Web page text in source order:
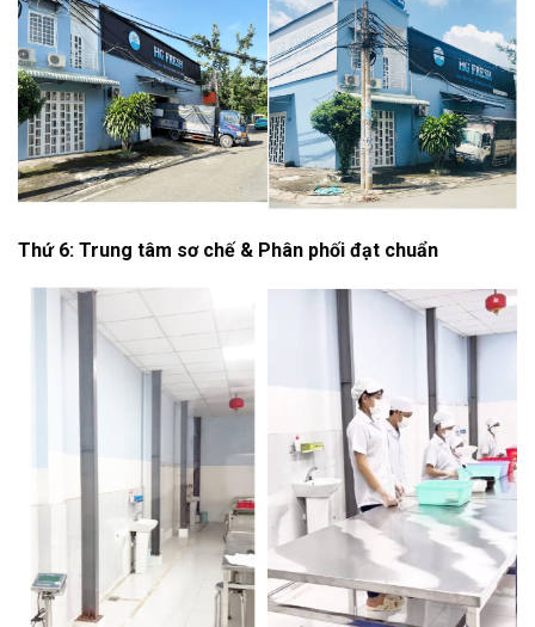
Thứ 6: Trung tâm sơ chế & Phân phối đạt chuẩn